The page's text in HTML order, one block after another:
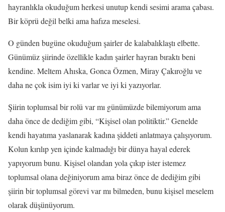
hayranlıkla okuduğum herkesi unutup kendi sesimi arama çabası.
Bir köprü değil belki ama hafıza meselesi.
O günden bugüne okuduğum şairler de kalabalıklaştı elbette.
Günümüz şiirinde özellikle kadın şairler hayran bıraktı beni
kendine. Meltem Ahıska, Gonca Özmen, Miray Çakıroğlu ve
daha ne çok isim iyi ki varlar ve iyi ki yazıyorlar.
Şiirin toplumsal bir rolü var mı günümüzde bilemiyorum ama
daha önce de dediğim gibi, “Kişisel olan politiktir.” Genelde
kendi hayatıma yaslanarak kadına şiddeti anlatmaya çalışıyorum.
Kolun kırılıp yen içinde kalmadığı bir dünya hayal ederek
yapıyorum bunu. Kişisel olandan yola çıkıp ister istemez
toplumsal olana değiniyorum ama biraz önce de dediğim gibi
şiirin bir toplumsal görevi var mı bilmeden, bunu kişisel meselem
olarak düşünüyorum.